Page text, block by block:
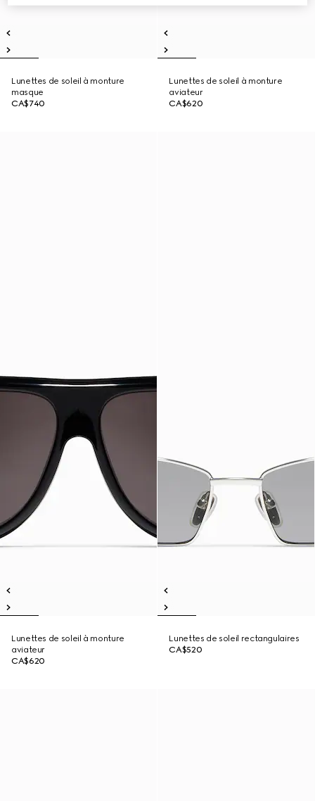
Lunettes de soleil à monture
masque
CA$740
Lunettes de soleil à monture
aviateur
CA$620
Lunettes de soleil à monture
aviateur
CA$620
Lunettes de soleil rectangulaires
CA$520